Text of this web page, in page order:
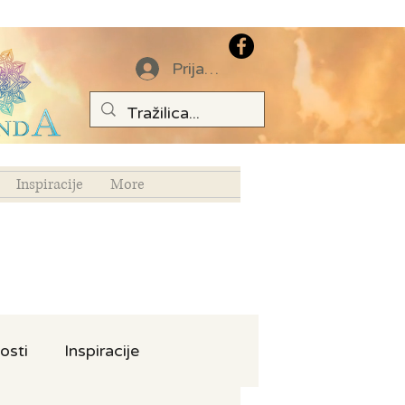
Prijava
Inspiracije More
Inspiracije